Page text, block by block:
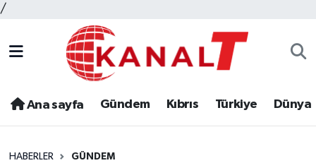
/
Ana sayfa Gündem Kıbrıs Türkiye Dünya
HABERLER GÜNDEM